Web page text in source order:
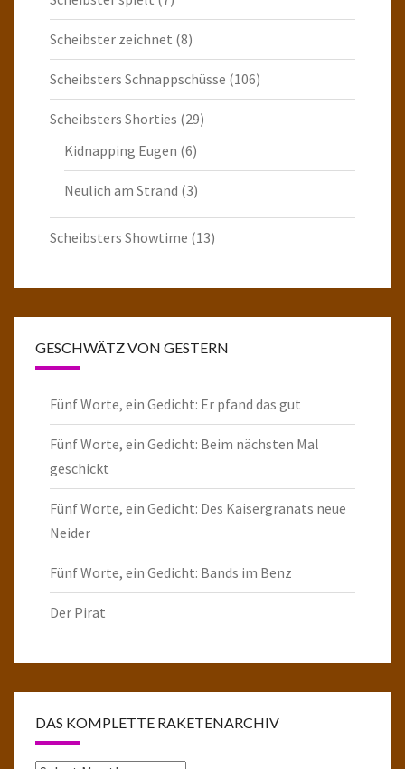
Scheibster zeichnet (8)
Scheibsters Schnappschüsse (106)
Scheibsters Shorties (29)
Kidnapping Eugen (6)
Neulich am Strand (3)
Scheibsters Showtime (13)
GESCHWÄTZ VON GESTERN
Fünf Worte, ein Gedicht: Er pfand das gut
Fünf Worte, ein Gedicht: Beim nächsten Mal
geschickt
Fünf Worte, ein Gedicht: Des Kaisergranats neue
Neider
Fünf Worte, ein Gedicht: Bands im Benz
Der Pirat
DAS KOMPLETTE RAKETENARCHIV